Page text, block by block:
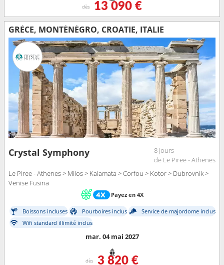
dès 13 090 €
GRÈCE, MONTÉNÉGRO, CROATIE, ITALIE
Crystal Symphony
8 jours
de Le Piree - Athenes
Le Piree - Athenes > Milos > Kalamata > Corfou > Kotor > Dubrovnik >
Venise Fusina
Payez en 4X
Boissons incluses Pourboires inclus
Service de majordome inclus
Wifi standard illimité inclus
mar. 04 mai 2027
dès 3 820 €